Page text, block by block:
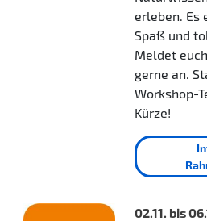
erleben. Es
Spaß und
Meldet
gerne an.
Workshop-
Kürze!
02.11. bis